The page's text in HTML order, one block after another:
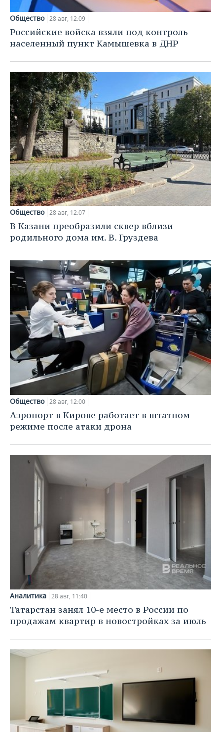
Общество 28 авг, 12:09
Российские войска взяли под контроль
населенный пункт Камышевка в ДНР
Общество 28 авг, 12:07
В Казани преобразили сквер вблизи
родильного дома им. В. Груздева
Общество 28 авг, 12:00
Аэропорт в Кирове работает в штатном
режиме после атаки дрона
Аналитика 28 авг, 11:40
Татарстан занял 10-е место в России по
продажам квартир в новостройках за июль